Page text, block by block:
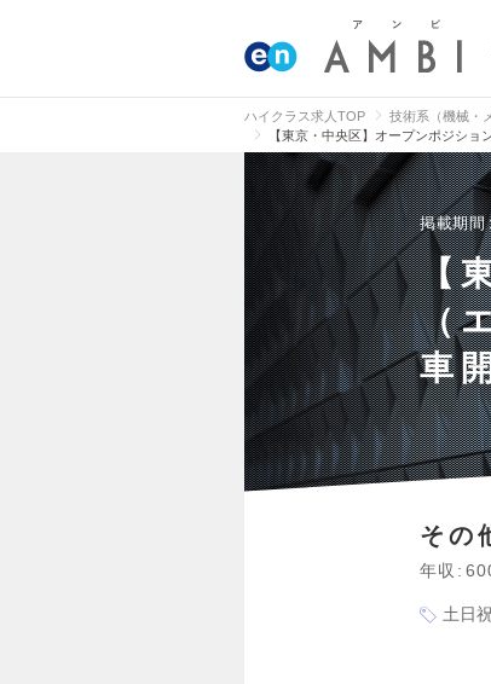
ハイクラス求人TOP 技術系（機械・
【東京・中央区】オープンポジシ
掲載期間
【
（
車
その
年収
土日